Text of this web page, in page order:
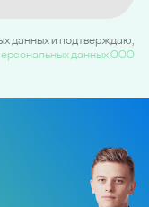
данных и подтверждаю,
данных ООО